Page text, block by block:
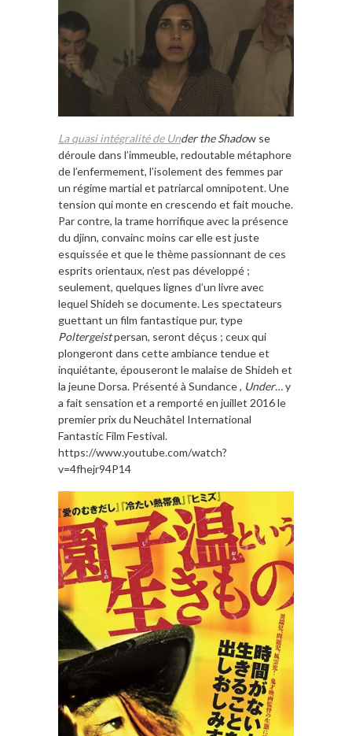
La quasi intégralité de Under the Shadow se
déroule dans l’immeuble, redoutable métaphore
de l’enfermement, l’isolement des femmes par
un régime martial et patriarcal omnipotent. Une
tension qui monte en crescendo et fait mouche.
Par contre, la trame horrifique avec la présence
du djinn, convainc moins car elle est juste
esquissée et que le thème passionnant de ces
esprits orientaux, n’est pas développé ;
seulement, quelques lignes d’un livre avec
lequel Shideh se documente. Les spectateurs
guettant un film fantastique pur, type
Poltergeistpersan, seront déçus ; ceux qui
plongeront dans cette ambiance tendue et
inquiétante, épouseront le malaise de Shideh et
la jeune Dorsa. Présenté à Sundance , Under…y
a fait sensation et a remporté en juillet 2016 le
premier prix du Neuchâtel International
Fantastic Film Festival.
https://www.youtube.com/watch?
v=4fhejr94P14